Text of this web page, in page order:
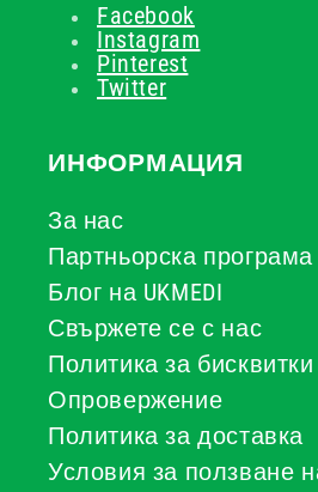
Facebook
Instagram
Pinterest
Twitter
ИНФОРМАЦИЯ
За нас
Партньорска програма
Блог на UKMEDI
Свържете се с нас
Политика за бисквитки
Опровержение
Политика за доставка
Условия за ползване